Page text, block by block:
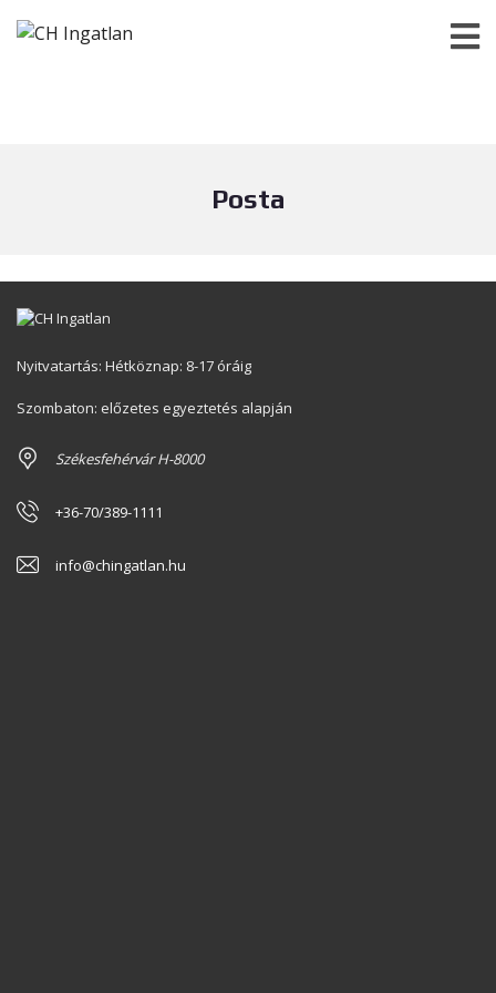
Posta
Nyitvatartás: Hétköznap: 8-17 óráig
Szombaton: előzetes egyeztetés alapján
Székesfehérvár H-8000
+36-70/389-1111
info@chingatlan.hu